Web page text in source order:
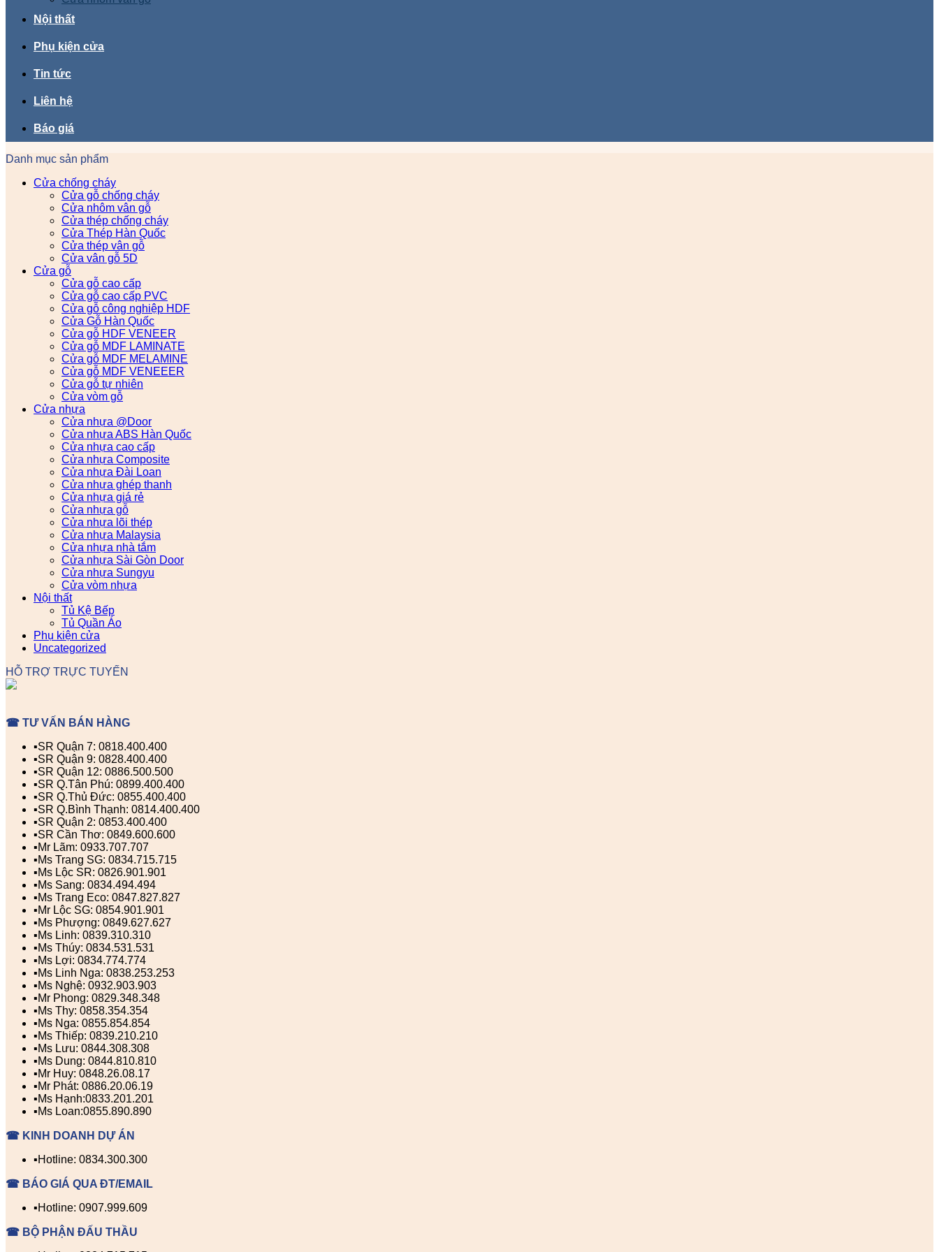
Nội thất
Phụ kiện cửa
Tin tức
Liên hệ
Báo giá
Danh mục sản phẩm
Cửa chống cháy
Cửa gỗ chống cháy
Cửa nhôm vân gỗ
Cửa thép chống cháy
Cửa Thép Hàn Quốc
Cửa thép vân gỗ
Cửa vân gỗ 5D
Cửa gỗ
Cửa gỗ cao cấp
Cửa gỗ cao cấp PVC
Cửa gỗ công nghiệp HDF
Cửa Gỗ Hàn Quốc
Cửa gỗ HDF VENEER
Cửa gỗ MDF LAMINATE
Cửa gỗ MDF MELAMINE
Cửa gỗ MDF VENEEER
Cửa gỗ tự nhiên
Cửa vòm gỗ
Cửa nhựa
Cửa nhựa @Door
Cửa nhựa ABS Hàn Quốc
Cửa nhựa cao cấp
Cửa nhựa Composite
Cửa nhựa Đài Loan
Cửa nhựa ghép thanh
Cửa nhựa giá rẻ
Cửa nhựa gỗ
Cửa nhựa lõi thép
Cửa nhựa Malaysia
Cửa nhựa nhà tắm
Cửa nhựa Sài Gòn Door
Cửa nhựa Sungyu
Cửa vòm nhựa
Nội thất
Tủ Kệ Bếp
Tủ Quần Áo
Phụ kiện cửa
Uncategorized
HỖ TRỢ TRỰC TUYẾN
☎ TƯ VẤN BÁN HÀNG
▪️SR Quận 7: 0818.400.400
▪️SR Quận 9: 0828.400.400
▪️SR Quận 12: 0886.500.500
▪️SR Q.Tân Phú: 0899.400.400
▪️SR Q.Thủ Đức: 0855.400.400
▪️SR Q.Bình Thạnh: 0814.400.400
▪️SR Quận 2: 0853.400.400
▪️SR Cần Thơ: 0849.600.600
▪️Mr Lãm: 0933.707.707
▪️Ms Trang SG: 0834.715.715
▪️Ms Lộc SR: 0826.901.901
▪️Ms Sang: 0834.494.494
▪️Ms Trang Eco: 0847.827.827
▪️Mr Lộc SG: 0854.901.901
▪️Ms Phượng: 0849.627.627
▪️Ms Linh: 0839.310.310
▪️Ms Thúy: 0834.531.531
▪️Ms Lợi: 0834.774.774
▪️Ms Linh Nga: 0838.253.253
▪️Ms Nghệ: 0932.903.903
▪️Mr Phong: 0829.348.348
▪️Ms Thy: 0858.354.354
▪️Ms Nga: 0855.854.854
▪️Ms Thiếp: 0839.210.210
▪️Ms Lưu: 0844.308.308
▪️Ms Dung: 0844.810.810
▪️Mr Huy: 0848.26.08.17
▪️Mr Phát: 0886.20.06.19
▪️Ms Hạnh:0833.201.201
▪️Ms Loan:0855.890.890
☎ KINH DOANH DỰ ÁN
▪️Hotline: 0834.300.300
☎ BÁO GIÁ QUA ĐT/EMAIL
▪️Hotline: 0907.999.609
☎ BỘ PHẬN ĐẤU THẦU